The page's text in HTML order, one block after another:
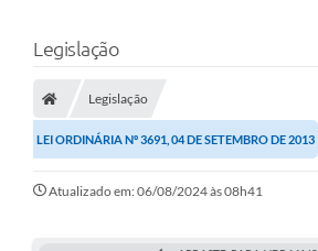
Legislação
Legislação
LEI ORDINÁRIA Nº 3691, 04 DE SETEMBRO DE 2013
Atualizado em: 06/08/2024 às 08h41